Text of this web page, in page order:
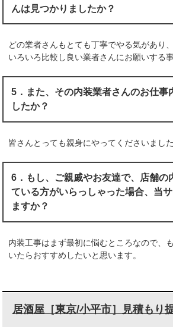
んは見つかりましたか？
どの業者さんもとても丁寧でやる気があり
いろいろ比較し良い業者さんにお願いする
5．また、その内装業者さんのお仕事
したか？
皆さんとっても親身にやってくださいました
6．もし、ご親戚やお友達で、店舗の
ている方がいらっしゃった場合、当
ますか？
内装工事はまず最初に悩むところなので、
いたらおすすめしたいと思います。
居酒屋［東京/小平市］見積もり